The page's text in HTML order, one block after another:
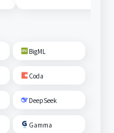
BigML
Coda
DeepSeek
Gamma